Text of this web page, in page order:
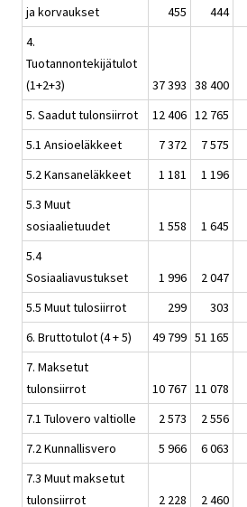
ja korvaukset
455 444
4.
Tuotannontekijätulot
(1+2+3)
37 393 38 400
5. Saadut tulonsiirrot
12 406 12 765
5.1 Ansioeläkkeet
7 372 7 575
5.2 Kansaneläkkeet
1 181 1 196
5.3 Muut
sosiaalietuudet
1 558 1 645
5.4
Sosiaaliavustukset
1 996 2 047
5.5 Muut tulosiirrot
299 303
6. Bruttotulot (4 + 5)
49 799 51 165
7. Maksetut
tulonsiirrot
10 767 11 078
7.1 Tulovero valtiolle
2 573 2 556
7.2 Kunnallisvero
5 966 6 063
7.3 Muut maksetut
tulonsiirrot
2 228 2 460